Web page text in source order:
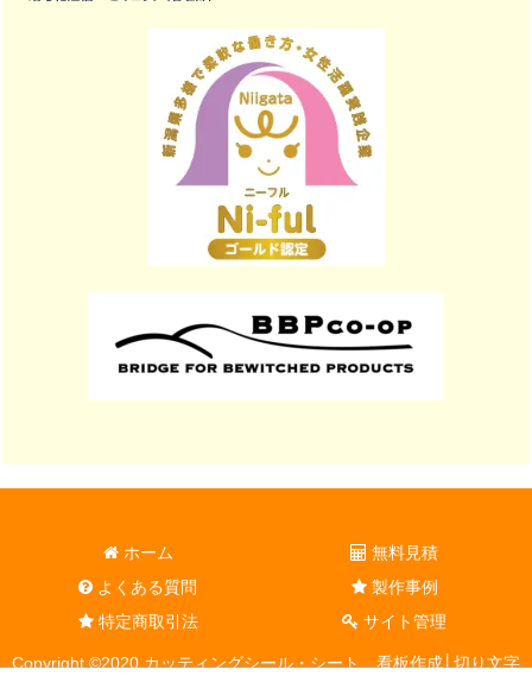
ホーム
無料見積
よくある質問
製作事例
特定商取引法
サイト管理
Copyright ©2020 カッティングシール・シート、看板作成│切り文字